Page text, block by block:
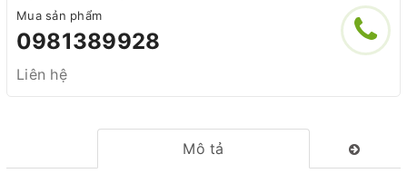
Mua sản phẩm
0981389928
Liên hệ
Mô tả